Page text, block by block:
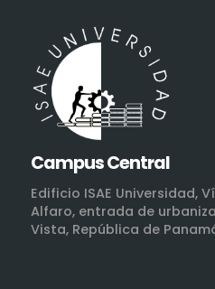
Campus Central
Edificio ISAE Universidad,
Alfaro, entrada de
Vista, República de